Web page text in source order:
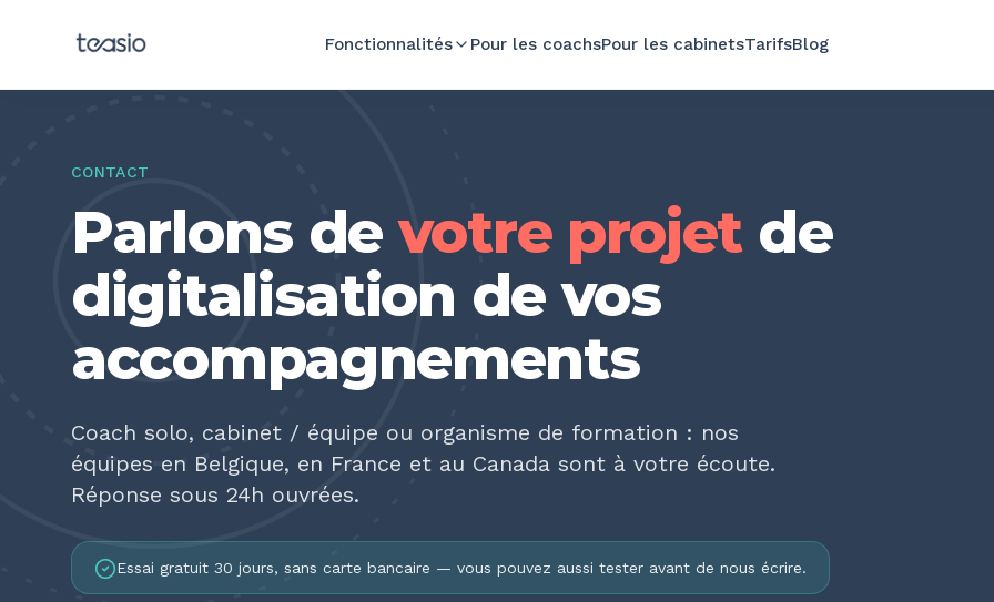
Fonctionnalités Pour les coachsPour les cabinetsTarifsBlog
CONTACT
Parlons devotre projetde
digitalisation de vos
accompagnements
Coach solo, cabinet / équipe ou organisme de formation : nos
équipes en Belgique, en France et au Canada sont à votre écoute.
Réponse sous 24h ouvrées.
Essai gratuit 30 jours, sans carte bancaire — vous pouvez aussi tester avant de nous écrire.